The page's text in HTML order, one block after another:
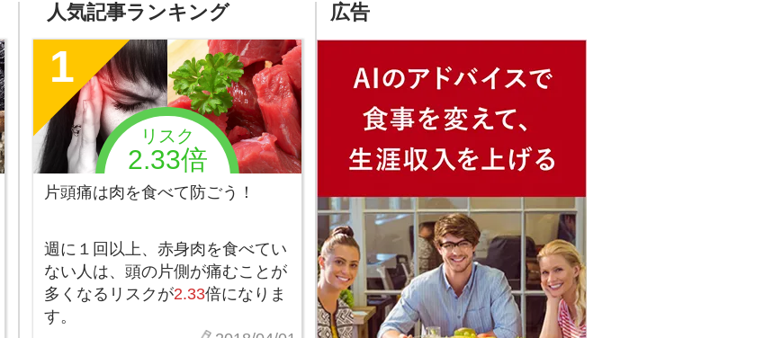
人気記事ランキング
リスク
2.33倍
1
片頭痛は肉を食べて防ごう！
週に１回以上、赤身肉を食べてい
ない人は、頭の片側が痛むことが
多くなるリスクが2.33倍になりま
す。
広告